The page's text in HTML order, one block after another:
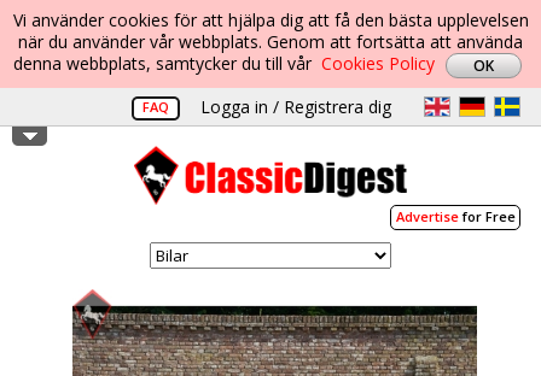
Vi använder cookies för att hjälpa dig att få den bästa upplevelsen
när du använder vår webbplats. Genom att fortsätta att använda
denna webbplats, samtycker du till vår Cookies Policy
FAQ Logga in / Registrera dig
Advertisefor Free